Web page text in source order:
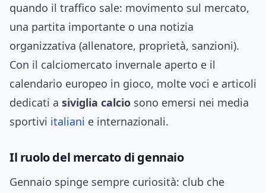
quando il traffico sale: movimento sul mercato,
una partita importante o una notizia
organizzativa (allenatore, proprietà, sanzioni).
Con il calciomercato invernale aperto e il
calendario europeo in gioco, molte voci e articoli
dedicati a siviglia calcio sono emersi nei media
sportivi italiani e internazionali.
Il ruolo del mercato di gennaio
Gennaio spinge sempre curiosità: club che